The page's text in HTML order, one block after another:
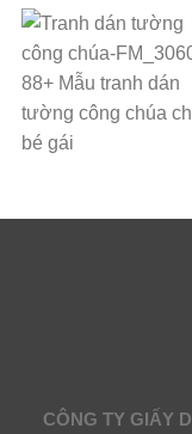
88+ Mẫu tranh dán
tường công chúa
bé gái
CÔNG TY GIẤY